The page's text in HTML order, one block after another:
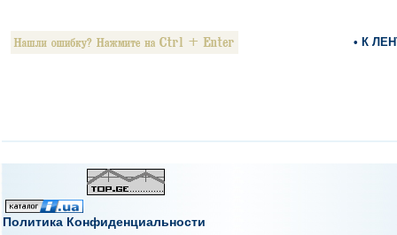
• К
Политика Конфиденциальности